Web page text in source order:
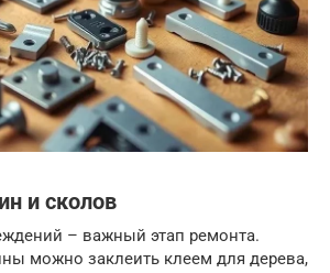
и сколов
– важный этап ремонта.
можно заклеить клеем для дерева,